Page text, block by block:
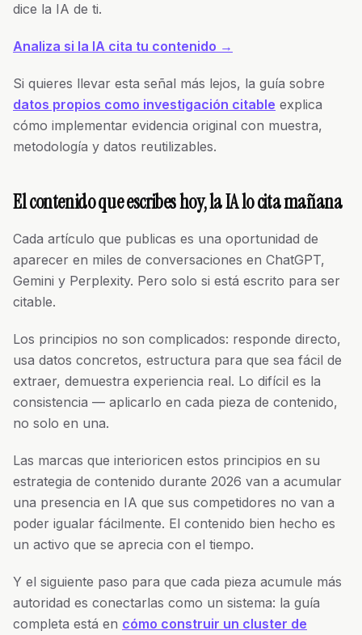
dice la IA de ti.
Analiza si la IA cita tu contenido →
Si quieres llevar esta señal más lejos, la guía sobre
datos propios como investigación citable explica
cómo implementar evidencia original con muestra,
metodología y datos reutilizables.
El contenido que escribes hoy, la IA lo cita mañana
Cada artículo que publicas es una oportunidad de
aparecer en miles de conversaciones en ChatGPT,
Gemini y Perplexity. Pero solo si está escrito para ser
citable.
Los principios no son complicados: responde directo,
usa datos concretos, estructura para que sea fácil de
extraer, demuestra experiencia real. Lo difícil es la
consistencia — aplicarlo en cada pieza de contenido,
no solo en una.
Las marcas que interioricen estos principios en su
estrategia de contenido durante 2026 van a acumular
una presencia en IA que sus competidores no van a
poder igualar fácilmente. El contenido bien hecho es
un activo que se aprecia con el tiempo.
Y el siguiente paso para que cada pieza acumule más
autoridad es conectarlas como un sistema: la guía
completa está en cómo construir un cluster de